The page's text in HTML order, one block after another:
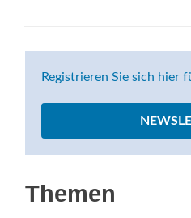
Registrieren Sie sich hier
Themen